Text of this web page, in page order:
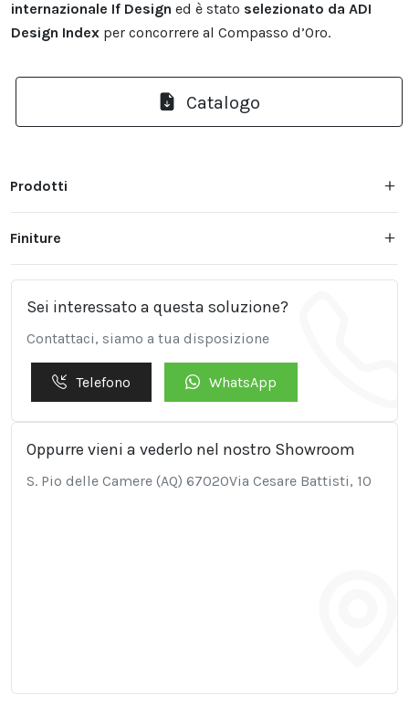
internazionale If Design ed è stato selezionato da ADI
Design Index per concorrere al Compasso d’Oro.
Catalogo
Prodotti
Finiture
Sei interessato a questa soluzione?
Contattaci, siamo a tua disposizione
Telefono WhatsApp
Oppurre vieni a vederlo nel nostro Showroom
S. Pio delle Camere (AQ) 67020Via Cesare Battisti, 10